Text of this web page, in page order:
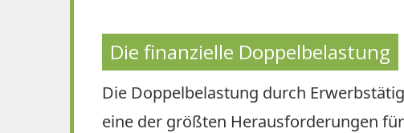
Die finanzielle Doppelbelastung
Die Doppelbelastung durch
eine der größten Herausforderungen